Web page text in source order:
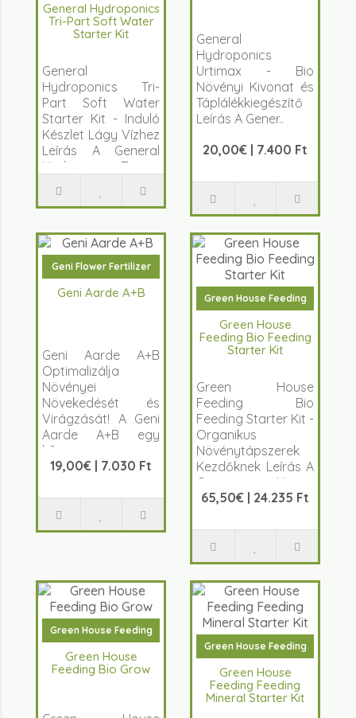
General Hydroponics
Tri-Part Soft Water
Starter Kit
General
Hydroponics Tri-
Part Soft Water
Starter Kit - Induló
Készlet Lágy Vízhez
Leírás A General
Hydroponics Tr..
General
Hydroponics
Urtimax - Bio
Növényi Kivonat és
Táplálékkiegészítő
Leírás A Gener..
20,00€ | 7.400 Ft
Geni Flower Fertilizer
Geni Aarde A+B
Geni Aarde A+B
Optimalizálja
Növényei
Növekedését és
Virágzását! A Geni
Aarde A+B egy
k&eac..
19,00€ | 7.030 Ft
Green House Feeding
Green House
Feeding Bio Feeding
Starter Kit
Green House
Feeding Bio
Feeding Starter Kit -
Organikus
Növénytápszerek
Kezdőknek Leírás A
Green House
Feeding Bio
65,50€ | 24.235 Ft
Green House Feeding
Green House
Feeding Bio Grow
Green House Feeding
Green House
Feeding Feeding
Mineral Starter Kit